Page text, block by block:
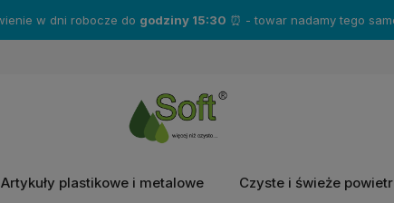
Zakup produkty markiKatrin- a otrzymasz gratisy!❤️
Artykuły plastikowe i metalowe Czyste i świeże